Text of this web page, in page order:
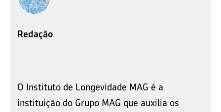
Redação
O Instituto de Longevidade MAG é a
instituição do Grupo MAG que auxilia os